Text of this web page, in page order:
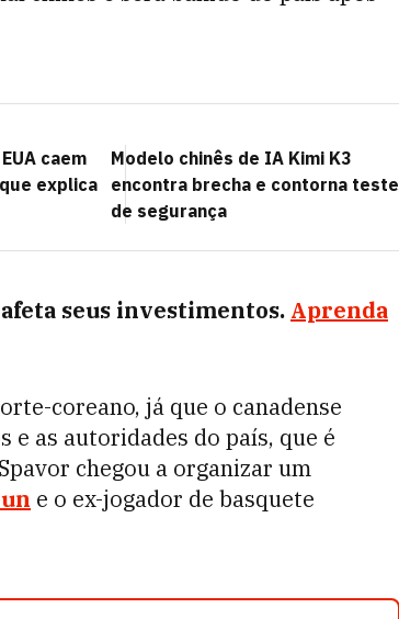
caem
explica
Modelo chinês de IA Kimi K3
encontra brecha e contorna teste
de segurança
seus investimentos. Aprenda
coreano, já que o canadense
as autoridades do país, que é
chegou a organizar um
e o ex-jogador de basquete